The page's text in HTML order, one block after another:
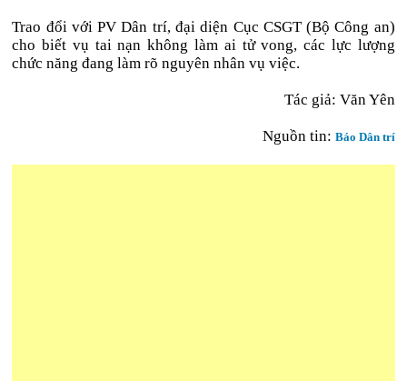
Trao đổi với PV Dân trí, đại diện Cục CSGT (Bộ Công an)
cho biết vụ tai nạn không làm ai tử vong, các lực lượng
chức năng đang làm rõ nguyên nhân vụ việc.
Tác giả: Văn Yên
Nguồn tin: Báo Dân trí